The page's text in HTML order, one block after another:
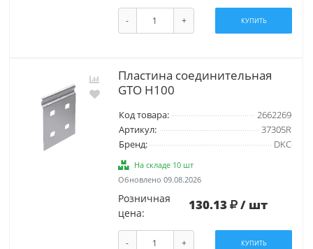
- + КУПИТЬ
Пластина соединительная
GTO H100
Код товара:
2662269
Артикул:
37305R
Бренд:
DKC
На складе 10 шт
Обновлено 09.08.2026
Розничная
цена:
130.13 / шт
- + КУПИТЬ